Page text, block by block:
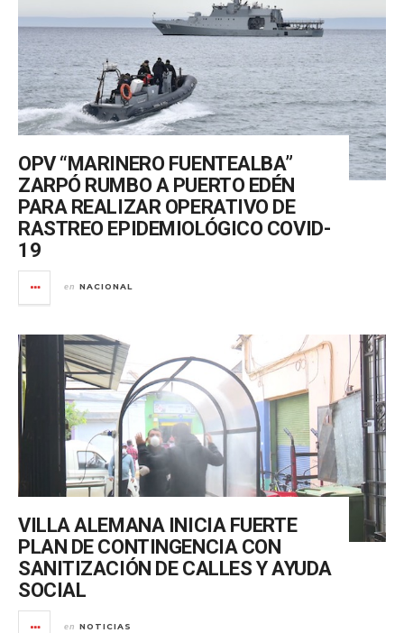
OPV “MARINERO FUENTEALBA”
ZARPÓ RUMBO A PUERTO EDÉN
PARA REALIZAR OPERATIVO DE
RASTREO EPIDEMIOLÓGICO COVID-
19
en NACIONAL
VILLA ALEMANA INICIA FUERTE
PLAN DE CONTINGENCIA CON
SANITIZACIÓN DE CALLES Y AYUDA
SOCIAL
en NOTICIAS